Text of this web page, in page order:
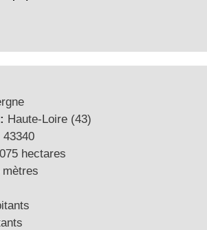
Haute-Loire (43)
43340
hectares
mètres